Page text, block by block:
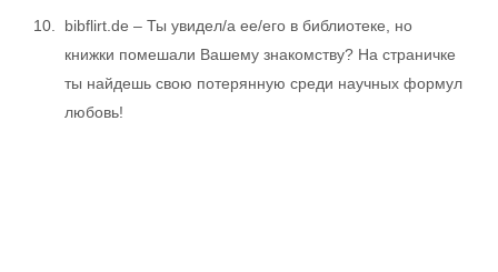
bibflirt.de – Ты увидел/а ее/его в библиотеке, но
книжки помешали Вашему знакомству? На страничке
ты найдешь свою потерянную среди научных формул
любовь!